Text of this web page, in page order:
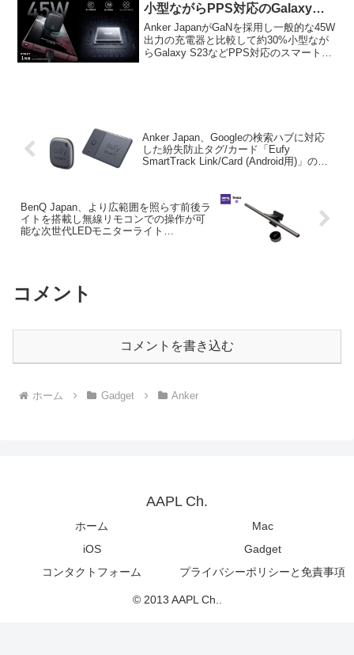
小型ながらPPS対応のGalaxy
S23などへ急速充電が可能な
「Anker 313 Charger (Ace,
45W)」を発売。
Anker JapanがGaNを採用し一般的な45W
出力の充電器と比較して約30%小型なが
らGalaxy S23などPPS対応のスマートフ
Anker Japan、Googleの検索ハブに対応
した紛失防止タグ/カード「Eufy
SmartTrack Link/Card (Android用)」の予
BenQ Japan、より広範囲を照らす前後ラ
イトを搭載し無線リモコンでの操作が可
能な次世代LEDモニターライト
コメント
コメントを書き込む
ホーム Gadget Anker
AAPL Ch.
ホーム
Mac
iOS
Gadget
コンタクトフォーム
プライバシーポリシーと免責事項
© 2013 AAPL Ch..